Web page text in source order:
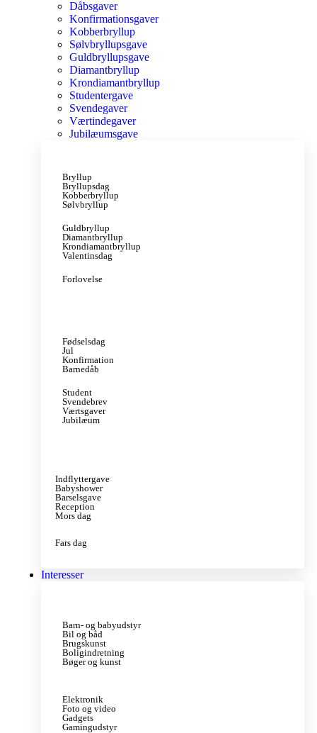
Dåbsgaver
Konfirmationsgaver
Kobberbryllup
Sølvbryllupsgave
Guldbryllupsgave
Diamantbryllup
Krondiamantbryllup
Studentergave
Svendegaver
Værtindegaver
Jubilæumsgave
Bryllup
Bryllupsdag
Kobberbryllup
Sølvbryllup
Guldbryllup
Diamantbryllup
Krondiamantbryllup
Valentinsdag
Forlovelse
Fødselsdag
Jul
Konfirmation
Barnedåb
Student
Svendebrev
Værtsgaver
Jubilæum
Indflyttergave
Babyshower
Barselsgave
Reception
Mors dag
Fars dag
Interesser
Barn- og babyudstyr
Bil og båd
Brugskunst
Boligindretning
Bøger og kunst
Elektronik
Foto og video
Gadgets
Gamingudstyr